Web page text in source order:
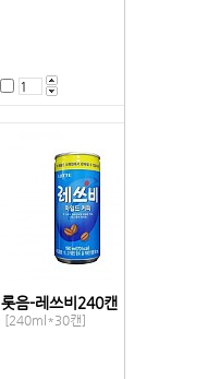
롯음-레쓰비240캔
[240ml*30캔]